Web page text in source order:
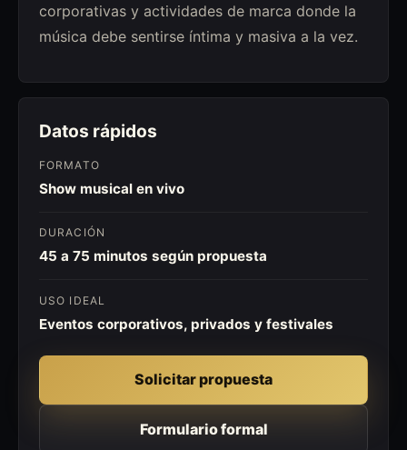
corporativas y actividades de marca donde la
música debe sentirse íntima y masiva a la vez.
Datos rápidos
FORMATO
Show musical en vivo
DURACIÓN
45 a 75 minutos según propuesta
USO IDEAL
Eventos corporativos, privados y festivales
Solicitar propuesta
Formulario formal